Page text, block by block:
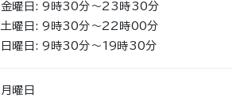
金曜日: 9時30分～23時30分
土曜日: 9時30分～22時00分
日曜日: 9時30分～19時30分
月曜日